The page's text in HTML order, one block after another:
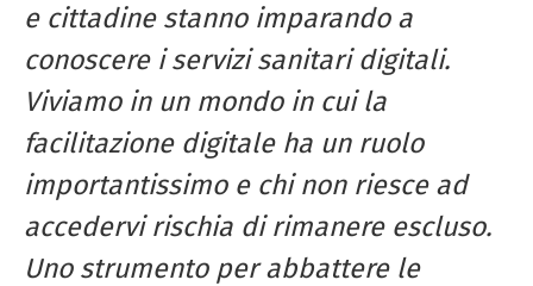
e cittadine stanno imparando a
conoscere i servizi sanitari digitali.
Viviamo in un mondo in cui la
facilitazione digitale ha un ruolo
importantissimo e chi non riesce ad
accedervi rischia di rimanere escluso.
Uno strumento per abbattere le